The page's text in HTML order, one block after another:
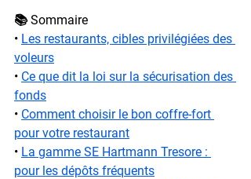
📚 Sommaire
• Les restaurants, cibles privilégiées des
voleurs
• Ce que dit la loi sur la sécurisation des
fonds
• Comment choisir le bon coffre-fort
pour votre restaurant
• La gamme SE Hartmann Tresore :
pour les dépôts fréquents